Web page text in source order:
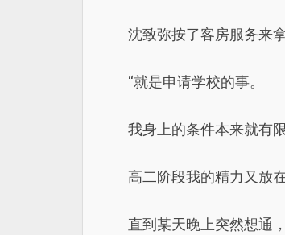
沈致弥按了客房服务来
“就是申请学校的事。
我身上的条件本来就有
高二阶段我的精力又放
直到某天晚上突然想通